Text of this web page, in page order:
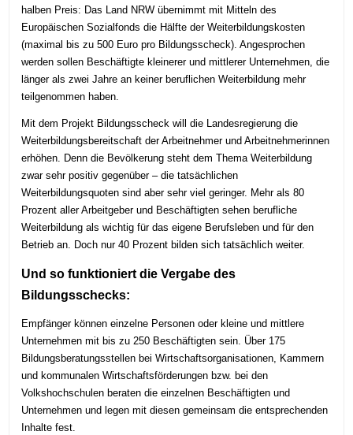
halben Preis: Das Land NRW übernimmt mit Mitteln des
Europäischen Sozialfonds die Hälfte der Weiterbildungskosten
(maximal bis zu 500 Euro pro Bildungsscheck). Angesprochen
werden sollen Beschäftigte kleinerer und mittlerer Unternehmen, die
länger als zwei Jahre an keiner beruflichen Weiterbildung mehr
teilgenommen haben.
Mit dem Projekt Bildungsscheck will die Landesregierung die
Weiterbildungsbereitschaft der Arbeitnehmer und Arbeitnehmerinnen
erhöhen. Denn die Bevölkerung steht dem Thema Weiterbildung
zwar sehr positiv gegenüber – die tatsächlichen
Weiterbildungsquoten sind aber sehr viel geringer. Mehr als 80
Prozent aller Arbeitgeber und Beschäftigten sehen berufliche
Weiterbildung als wichtig für das eigene Berufsleben und für den
Betrieb an. Doch nur 40 Prozent bilden sich tatsächlich weiter.
Und so funktioniert die Vergabe des
Bildungsschecks:
Empfänger können einzelne Personen oder kleine und mittlere
Unternehmen mit bis zu 250 Beschäftigten sein. Über 175
Bildungsberatungsstellen bei Wirtschaftsorganisationen, Kammern
und kommunalen Wirtschaftsförderungen bzw. bei den
Volkshochschulen beraten die einzelnen Beschäftigten und
Unternehmen und legen mit diesen gemeinsam die entsprechenden
Inhalte fest.